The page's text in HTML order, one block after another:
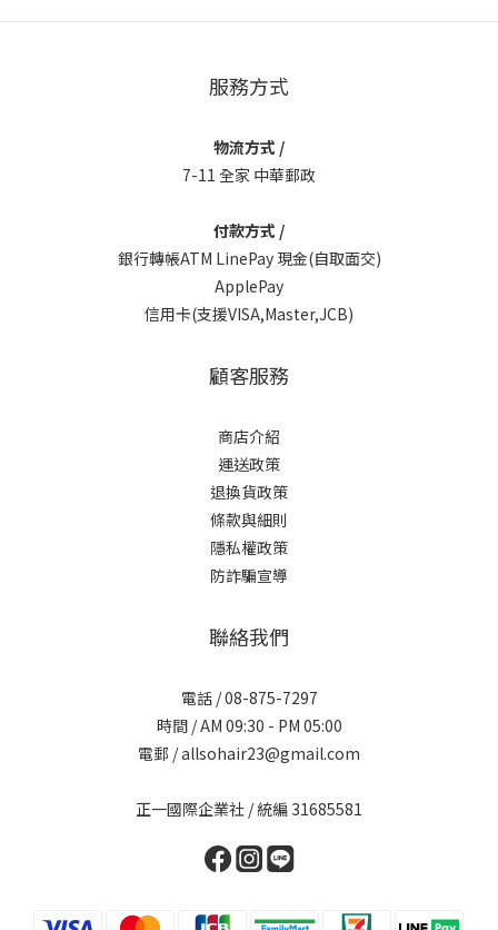
服務方式
物流方式 /
7-11 全家 中華郵政
付款方式 /
銀行轉帳ATM LinePay 現金(自取面交)
ApplePay
信用卡(支援VISA,Master,JCB)
顧客服務
商店介紹
運送政策
退換貨政策
條款與細則
隱私權政策
防詐騙宣導
聯絡我們
電話 / 08-875-7297
時間 / AM 09:30 - PM 05:00
電郵 / allsohair23@gmail.com
正一國際企業社 / 統編 31685581